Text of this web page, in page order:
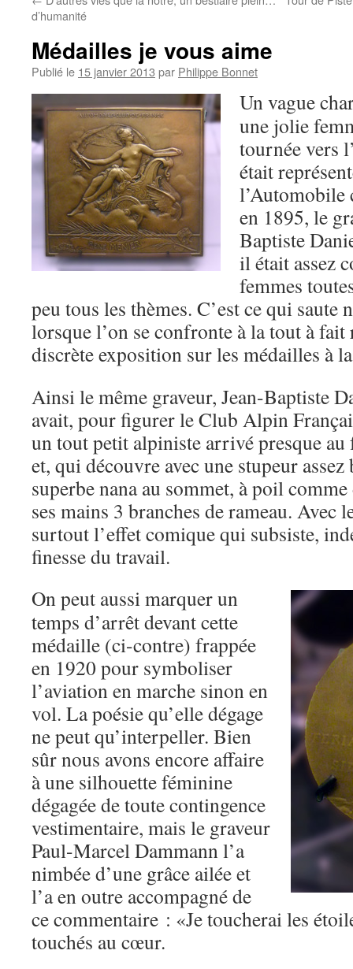
d’humanité
Médailles je vous aime
Publié le 15 janvier 2013 par Philippe Bonnet
Un vague
une jolie
tournée vers
était
l’Automobile
en 1895, le
Baptiste
il était assez
femmes
peu tous les thèmes. C’est ce qui saute
lorsque l’on se confronte à la tout à
discrète exposition sur les médailles à
Ainsi le même graveur, Jean-Baptiste
avait, pour figurer le Club Alpin
un tout petit alpiniste arrivé presque au
et, qui découvre avec une stupeur
superbe nana au sommet, à poil
ses mains 3 branches de rameau. Avec
surtout l’effet comique qui subsiste,
finesse du travail.
On peut aussi marquer un
temps d’arrêt devant cette
médaille (ci-contre) frappée
en 1920 pour symboliser
l’aviation en marche sinon en
vol. La poésie qu’elle dégage
ne peut qu’interpeller. Bien
sûr nous avons encore affaire
à une silhouette féminine
dégagée de toute contingence
vestimentaire, mais le graveur
Paul-Marcel Dammann l’a
nimbée d’une grâce ailée et
l’a en outre accompagné de
ce commentaire : «Je toucherai les
touchés au cœur.